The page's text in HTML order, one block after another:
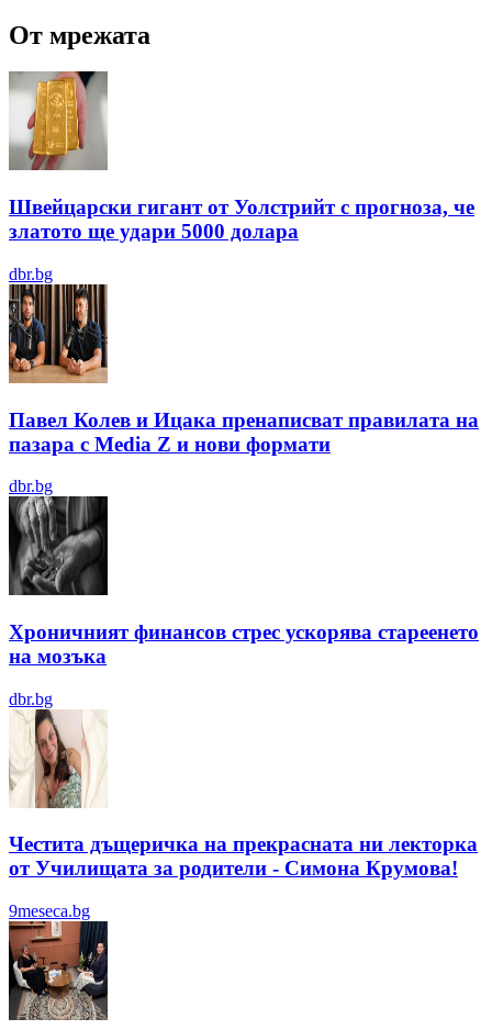
От мрежата
Швейцарски гигант от Уолстрийт с прогноза, че
златото ще удари 5000 долара
dbr.bg
Павел Колев и Ицака пренаписват правилата на
пазара с Media Z и нови формати
dbr.bg
Хроничният финансов стрес ускорява стареенето
на мозъка
dbr.bg
Честита дъщеричка на прекрасната ни лекторка
от Училищата за родители - Симона Крумова!
9meseca.bg